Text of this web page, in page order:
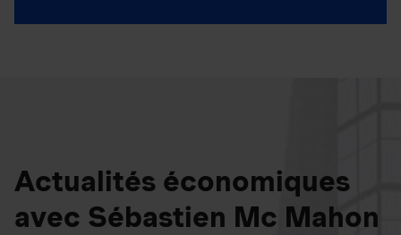
Actualités économiques
avec Sébastien Mc Mahon